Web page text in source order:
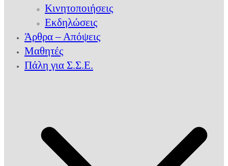
Κινητοποιήσεις
Εκδηλώσεις
Άρθρα – Απόψεις
Μαθητές
Πάλη για Σ.Σ.Ε.